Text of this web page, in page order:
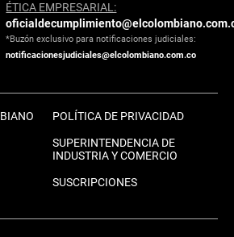
ÉTICA EMPRESARIAL:
*Buzón exclusivo para notificaciones judiciales:
notificacionesjudiciales@elcolombiano.com.co
POLÍTICA DE PRIVACIDAD
SUPERINTENDENCIA DE
INDUSTRIA Y COMERCIO
SUSCRIPCIONES